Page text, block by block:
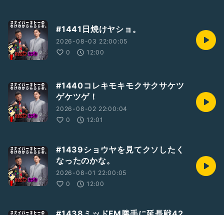
#1441日焼けヤショ。
2026-08-03 22:00:05
0
12:00
#1440コレキモキモクサクサケツ
ゲケツゲ！
2026-08-02 22:00:04
0
12:01
#1439ショウヤを見てクソしたく
なったのかな。
2026-08-01 22:00:05
0
12:00